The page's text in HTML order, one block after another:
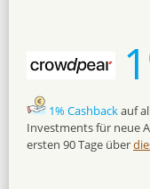
1% Cashbackauf
Investments für neue
ersten 90 Tage über